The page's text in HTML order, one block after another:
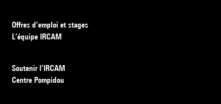
Offres d’emploi et stages
L’équipe IRCAM
Soutenir l’IRCAM
Centre Pompidou